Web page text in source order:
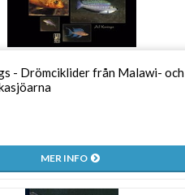
- Drömciklider från Malawi- och
MER INFO